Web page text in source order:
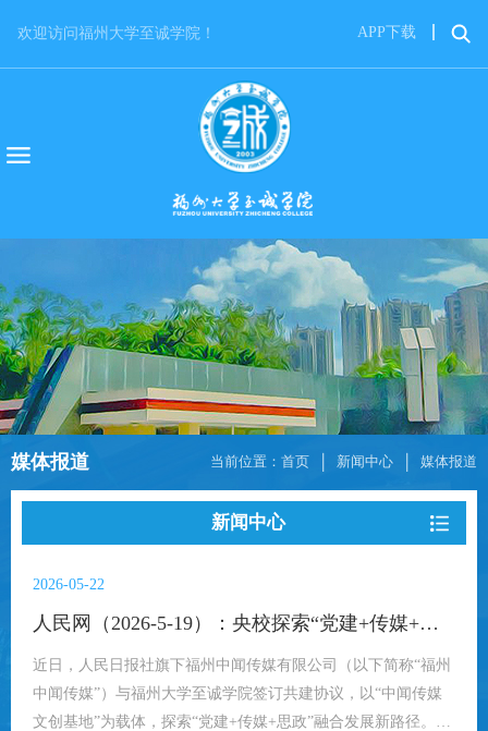
欢迎访问福州大学至诚学院！ APP下载
当前位置： 首页 新闻中心 媒体报道
媒体报道
新闻中心
2026-05-22
人民网（2026-5-19）：央校探索“党建+传媒+思政”共建模式 中闻传媒与福州大学至诚学院携手赋能高校育人提质增效
近日，人民日报社旗下福州中闻传媒有限公司（以下简称“福州
中闻传媒”）与福州大学至诚学院签订共建协议，以“中闻传媒
文创基地”为载体，探索“党建+传媒+思政”融合发展新路径。福